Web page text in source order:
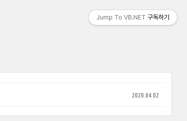
2020.04.02
Jump To VB.NET 구독하기